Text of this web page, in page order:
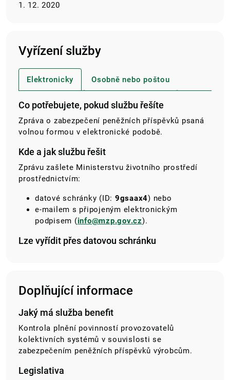
1. 12. 2020
Vyřízení služby
Elektronicky Osobně nebo poštou
Co potřebujete, pokud službu řešíte
Zpráva o zabezpečení peněžních příspěvků psaná
volnou formou v elektronické podobě.
Kde a jak službu řešit
Zprávu zašlete Ministerstvu životního prostředí
prostřednictvím:
datové schránky (ID: 9gsaax4) nebo
e-mailem s připojeným elektronickým
podpisem (info@mzp.gov.cz).
Lze vyřídit přes datovou schránku
Doplňující informace
Jaký má služba benefit
Kontrola plnění povinností provozovatelů
kolektivních systémů v souvislosti se
zabezpečením peněžních příspěvků výrobcům.
Legislativa